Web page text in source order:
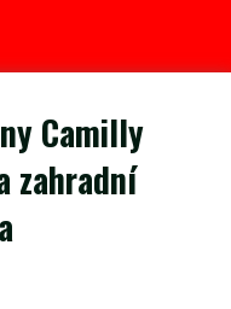
Camilly
zahradní